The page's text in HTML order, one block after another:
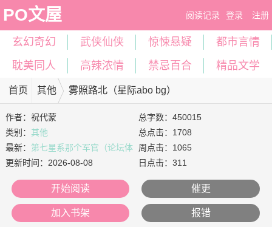
PO文屋 阅读记录 登录 注册
玄幻奇幻 武侠仙侠 惊悚悬疑
都市言情
耽美同人
高辣浓情 禁忌百合 精品文学
首页 其他 雾照路北（星际abo bg）
作者：祝代蒙
类别：其他
最新： 第七星系那个军官（论坛体
清水）下 laмeiш
更新时间： 2026-08-08
总字数：450015
总点击：1708
周点击：1065
日点击：311
开始阅读 催更
加入书架 报错